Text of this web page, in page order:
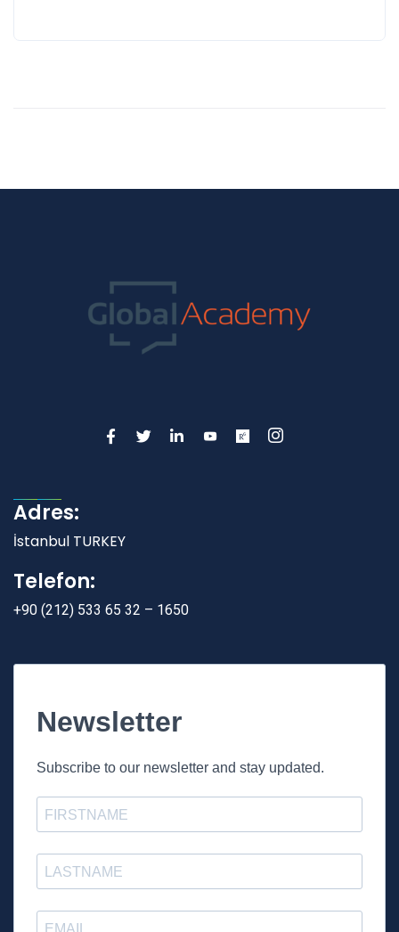
Adres:
İstanbul TURKEY
Telefon:
+90 (212) 533 65 32 – 1650
Newsletter
Subscribe to our newsletter and stay updated.